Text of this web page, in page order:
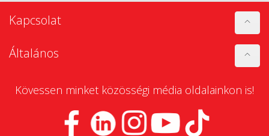
Kapcsolat
Általános
Kövessen minket közösségi média oldalainkon is!